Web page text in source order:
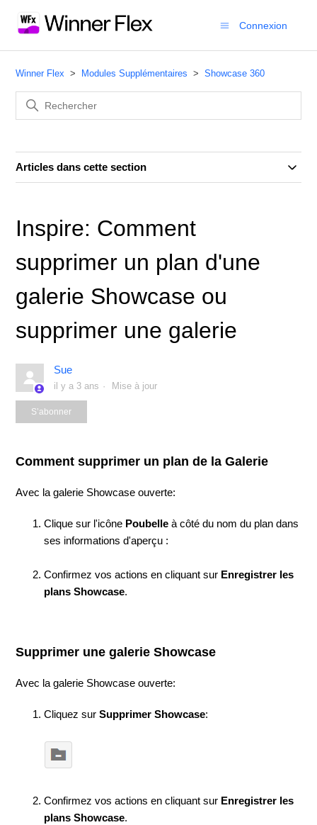
Connexion
Winner Flex Modules Supplémentaires Showcase 360
Articles dans cette section
Inspire: Comment
supprimer un plan d'une
galerie Showcase ou
supprimer une galerie
Sue
il y a 3 ans Mise à jour
S’abonner
Comment supprimer un plan de la Galerie
Avec la galerie Showcase ouverte:
Clique sur l'icône Poubelleà côté du nom du plan dans
ses informations d'aperçu :
Confirmez vos actions en cliquant sur Enregistrer les
plans Showcase.
Supprimer une galerie Showcase
Avec la galerie Showcase ouverte:
Cliquez sur Supprimer Showcase:
Confirmez vos actions en cliquant sur Enregistrer les
plans Showcase.